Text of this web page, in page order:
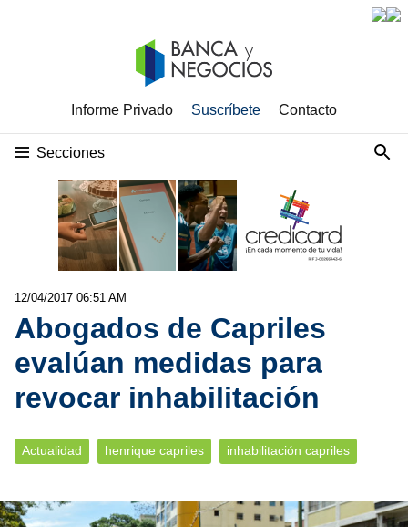
Informe Privado Suscríbete Contacto
Secciones
12/04/2017 06:51 AM
Abogados de Capriles
evalúan medidas para
revocar inhabilitación
Actualidad henrique capriles inhabilitación capriles